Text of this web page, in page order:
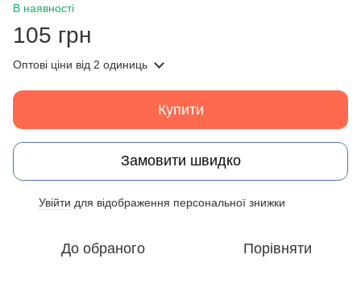
В наявності
105 грн
Оптові ціни від 2 одиниць
Купити
Замовити швидко
Увійти для відображення персональної знижки
До обраного Порівняти